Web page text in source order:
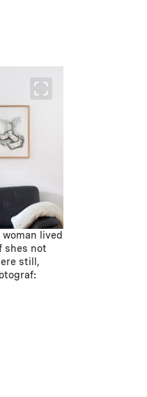
lived
shes not
still,